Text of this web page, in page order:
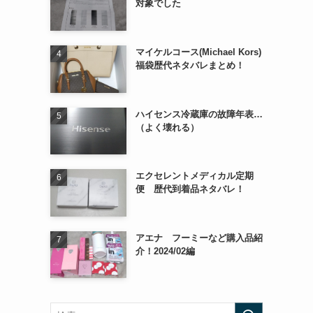
対象でした
マイケルコース(Michael Kors)
福袋歴代ネタバレまとめ！
ハイセンス冷蔵庫の故障年表…
（よく壊れる）
エクセレントメディカル定期
便 歴代到着品ネタバレ！
アエナ フーミーなど購入品紹
介！2024/02編